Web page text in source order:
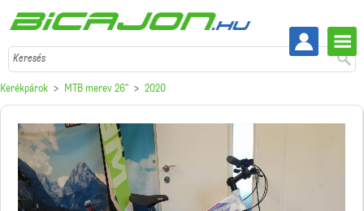
Keresés
Kerékpárok MTB merev 26'' 2020